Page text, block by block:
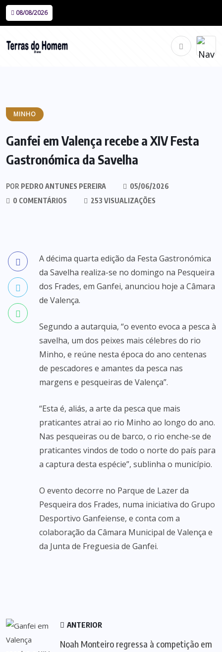
08/08/2026
MINHO
Ganfei em Valença recebe a XIV Festa
Gastronómica da Savelha
POR PEDRO ANTUNES PEREIRA
05/06/2026
0 COMENTÁRIOS
253 VISUALIZAÇÕES
A décima quarta edição da Festa Gastronómica
da Savelha realiza-se no domingo na Pesqueira
dos Frades, em Ganfei, anunciou hoje a Câmara
de Valença.
Segundo a autarquia, “o evento evoca a pesca à
savelha, um dos peixes mais célebres do rio
Minho, e reúne nesta época do ano centenas
de pescadores e amantes da pesca nas
margens e pesqueiras de Valença”.
“Esta é, aliás, a arte da pesca que mais
praticantes atrai ao rio Minho ao longo do ano.
Nas pesqueiras ou de barco, o rio enche-se de
praticantes vindos de todo o norte do país para
a captura desta espécie”, sublinha o município.
O evento decorre no Parque de Lazer da
Pesqueira dos Frades, numa iniciativa do Grupo
Desportivo Ganfeiense, e conta com a
colaboração da Câmara Municipal de Valença e
da Junta de Freguesia de Ganfei.
ANTERIOR
Noah Monteiro regressa à competição em